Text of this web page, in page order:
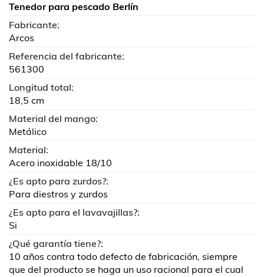
Tenedor para pescado Berlín
Fabricante:
Arcos
Referencia del fabricante:
561300
Longitud total:
18,5 cm
Material del mango:
Metálico
Material:
Acero inoxidable 18/10
¿Es apto para zurdos?:
Para diestros y zurdos
¿Es apto para el lavavajillas?:
Si
¿Qué garantía tiene?:
10 años contra todo defecto de fabricación, siempre
que del producto se haga un uso racional para el cual